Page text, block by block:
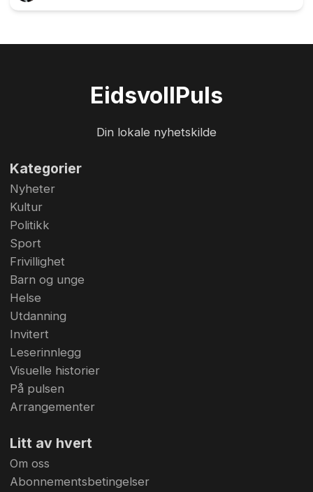
EidsvollPuls
Din lokale nyhetskilde
Kategorier
Nyheter
Kultur
Politikk
Sport
Frivillighet
Barn og unge
Helse
Utdanning
Invitert
Leserinnlegg
Visuelle historier
På pulsen
Arrangementer
Litt av hvert
Om oss
Abonnementsbetingelser